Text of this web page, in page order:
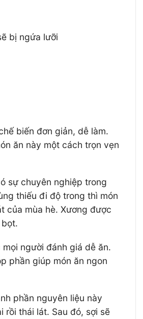
bị ngứa lưỡi
biến đơn giản, dễ làm.
ăn này một cách trọn vẹn
sự chuyên nghiệp trong
thiếu đi độ trong thì món
của mùa hè. Xương được
người đánh giá dễ ăn.
phần giúp món ăn ngon
phần nguyên liệu này
thái lát. Sau đó, sợi sẽ